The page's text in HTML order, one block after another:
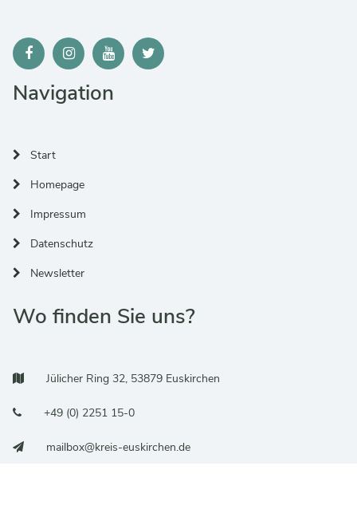
Navigation
Start
Homepage
Impressum
Datenschutz
Newsletter
Wo finden Sie uns?
Adresse:
Jülicher Ring 32, 53879 Euskirchen
Telefonnummer:
+49 (0) 2251 15-0
E-Mail:
mailbox@kreis-euskirchen.de